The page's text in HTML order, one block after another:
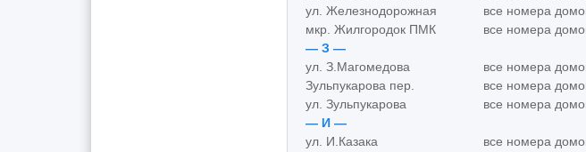
ул. Железнодорожная
все номера
мкр. Жилгородок ПМК
все номера
— З —
ул. З.Магомедова
все номера
Зульпукарова пер.
все номера
ул. Зульпукарова
все номера
— И —
ул. И.Казака
все номера